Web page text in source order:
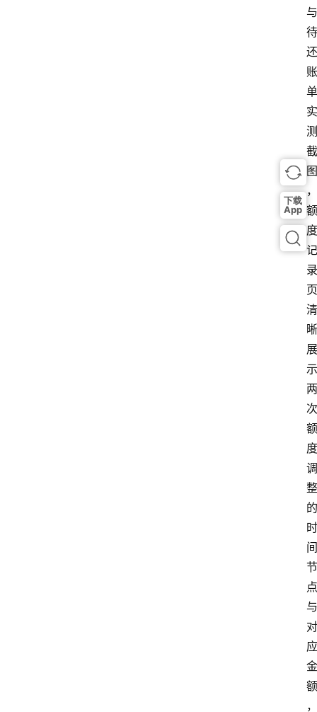
与
待
还
账
单
实
测
截
图
，
额
度
记
录
页
清
晰
展
示
两
次
额
度
调
整
的
时
间
节
点
与
对
应
金
额
，
下载
App